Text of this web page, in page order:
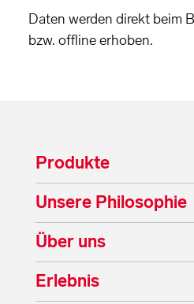
Daten werden direkt beim
bzw. offline erhoben.
Produkte
Unsere Philosophie
Über uns
Erlebnis